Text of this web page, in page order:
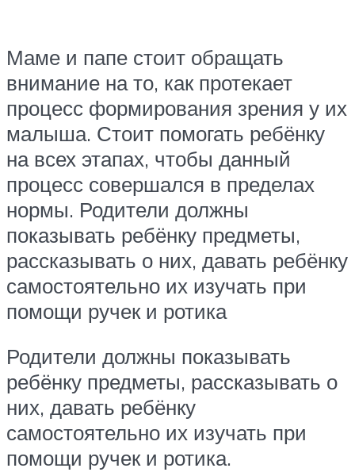
Маме и папе стоит обращать
внимание на то, как протекает
процесс формирования зрения у их
малыша. Стоит помогать ребёнку
на всех этапах, чтобы данный
процесс совершался в пределах
нормы. Родители должны
показывать ребёнку предметы,
рассказывать о них, давать ребёнку
самостоятельно их изучать при
помощи ручек и ротика
Родители должны показывать
ребёнку предметы, рассказывать о
них, давать ребёнку
самостоятельно их изучать при
помощи ручек и ротика.